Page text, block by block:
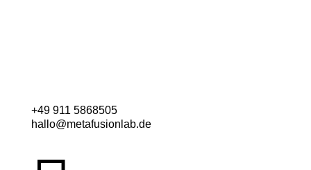
+49 911 5868505
hallo@metafusionlab.de